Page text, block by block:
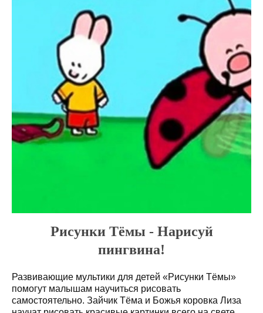
Рисунки Тёмы - Нарисуй
пингвина!
Развивающие мультики для детей «Рисунки Тёмы»
помогут малышам научиться рисовать
самостоятельно. Зайчик Тёма и Божья коровка Лиза